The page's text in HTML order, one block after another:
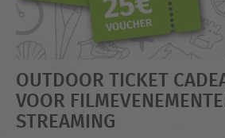
OUTDOOR TICKET
VOOR
STREAMING